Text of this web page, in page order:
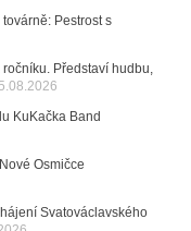
Langerovou i
pomocí čipů
Pestrost s
Představí hudbu,
KuKačka Band
Osmičce
Svatováclavského